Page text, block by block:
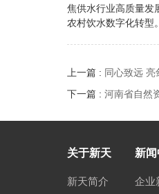
焦供水行业高质量发
农村饮水数字化转型。
上一篇 : 同心致远 亮
下一篇 : 河南省自然
关于新天
新天简介
新
企业